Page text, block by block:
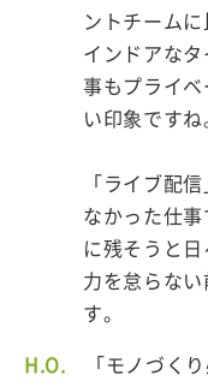
ントチーム
インドアな
事もプライ
い印象ですね
「ライブ配
なかった仕
に残そうと
力を怠らな
す。
H.O.
「モノづく